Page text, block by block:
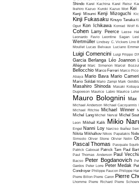
Shindo Karel Kachina Karel Reisz
Ikehiro Kazuo Kuroki Kazuo Mori Kei
Kenji Misumi Kenji Mizoguchi
Kinji Fukasaku Kinuyo Tanaka
Oguri Kon Ichikawa Konrad Wolf
Cohen Larry Peerce
Lasse
Leonardo Favio
Leontine Sagan
Wertmüller Lindsey C. Vickers Lino
Moullet Lucas Belvaux Luciano Emmer
Luigi Comencini Luigi Filippo
Garcia Berlanga Léo Joannon
Allégret Marc Simenon Marcel
Bellocchio Marco Ferreri Marco Pico
Abaya Mario Bava Mario
Mario Soldati Mario Zampi Mark
Masahiro Shinoda Masaki
Dugowson Maurice Labro Maurice
Mauro Bolognini Max
Michael Anderson Michael Cacoyannis
Michael Ritchie Michael Winner
Michel Lang Michel Nerval Michel
Leon Mikhaïl Kalik Mikio
Engel Nanni Loy Narciso Ibañez
Nikita Mikhalkov Nikos Papatakis
Simsolo Oliver Stone Olivier Nolin
Pascal Thomas Pasquale
Patrick Cabouat Patrick Tam Paul
Paul Thomas Anderson Paul
Bacso Peter Bogdanovich
Gardos Peter Lorre Peter Medak
Condroyer Philippe Faucon Philippe
Pierre Billon Pierre Caron Pierre
Lhomme Pierre Richard Pierre